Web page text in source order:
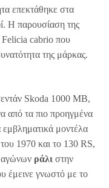
επεκτάθηκε στα
Η παρουσίαση της
Felicia cabrio που
της μάρκας.
Skoda 1000 MB,
από τα πιο προηγμένα
μοντέλα
1970 και το 130 RS,
αγώνων ράλι στην
έμεινε γνωστό με το